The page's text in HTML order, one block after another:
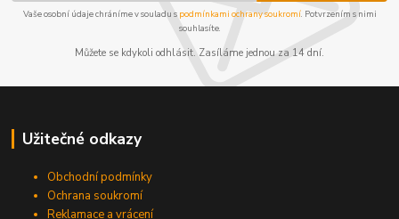
Vaše osobní údaje chráníme v souladu s podmínkami ochrany soukromí. Potvrzením s nimi
souhlasíte.
Můžete se kdykoli odhlásit. Zasíláme jednou za 14 dní.
Užitečné odkazy
Obchodní podmínky
Ochrana soukromí
Reklamace a vrácení